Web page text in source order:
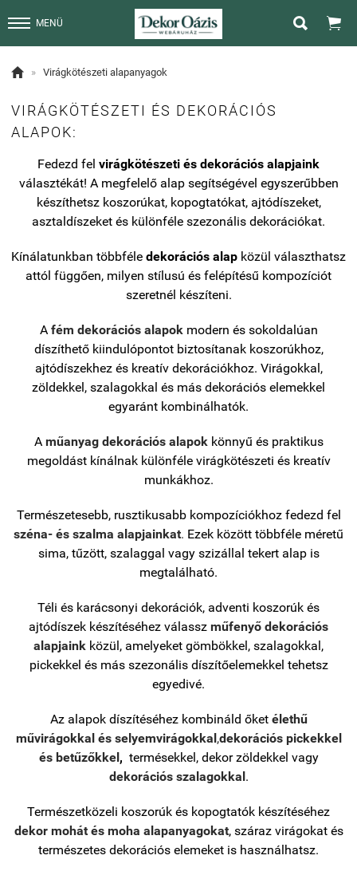
MENÜ  
 » Virágkötészeti alapanyagok
VIRÁGKÖTÉSZETI ÉS DEKORÁCIÓS
ALAPOK:
Fedezd fel virágkötészeti és dekorációs alapjaink
választékát! A megfelelő alap segítségével egyszerűbben
készíthetsz koszorúkat, kopogtatókat, ajtódíszeket,
asztaldíszeket és különféle szezonális dekorációkat.
Kínálatunkban többféle dekorációs alap közül választhatsz
attól függően, milyen stílusú és felépítésű kompozíciót
szeretnél készíteni.
A fém dekorációs alapokmodern és sokoldalúan
díszíthető kiindulópontot biztosítanak koszorúkhoz,
ajtódíszekhez és kreatív dekorációkhoz. Virágokkal,
zöldekkel, szalagokkal és más dekorációs elemekkel
egyaránt kombinálhatók.
A műanyag dekorációs alapokkönnyű és praktikus
megoldást kínálnak különféle virágkötészeti és kreatív
munkákhoz.
Természetesebb, rusztikusabb kompozíciókhoz fedezd fel
széna- és szalma alapjainkat. Ezek között többféle méretű
sima, tűzött, szalaggal vagy szizállal tekert alap is
megtalálható.
Téli és karácsonyi dekorációk, adventi koszorúk és
ajtódíszek készítéséhez válassz műfenyő dekorációs
alapjaink közül, amelyeket gömbökkel, szalagokkal,
pickekkel és más szezonális díszítőelemekkel tehetsz
egyedivé.
Az alapok díszítéséhez kombináld őket élethű
művirágokkal és selyemvirágokkal,dekorációs pickekkel
és betűzőkkel, termésekkel, dekor zöldekkel vagy
dekorációs szalagokkal.
Természetközeli koszorúk és kopogtatók készítéséhez
dekor mohát és moha alapanyagokat, száraz virágokat és
természetes dekorációs elemeket is használhatsz.